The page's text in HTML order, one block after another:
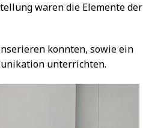
waren die Elemente der
konnten, sowie ein
unterrichten.